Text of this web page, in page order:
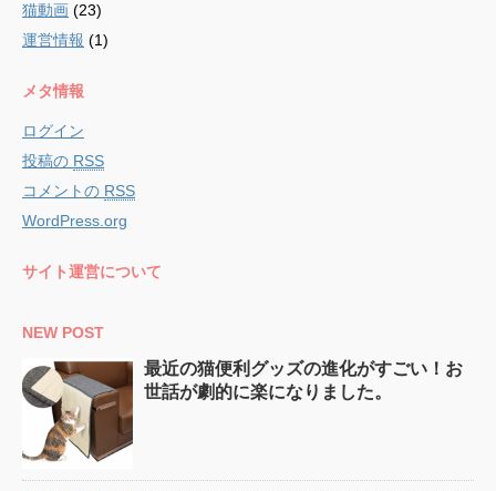
猫動画 (23)
運営情報 (1)
メタ情報
ログイン
投稿の RSS
コメントの RSS
WordPress.org
サイト運営について
NEW POST
最近の猫便利グッズの進化がすごい！お
世話が劇的に楽になりました。